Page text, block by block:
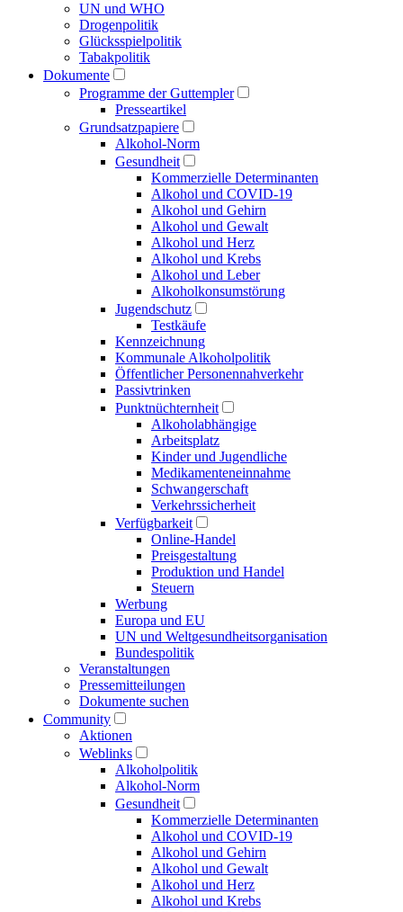
UN und WHO
Drogenpolitik
Glücksspielpolitik
Tabakpolitik
Dokumente
Programme der Guttempler
Presse­artikel
Grundsatzpapiere
Alkohol-Norm
Gesundheit
Kommerzielle Determinanten
Alkohol und COVID-19
Alkohol und Gehirn
Alkohol und Gewalt
Alkohol und Herz
Alkohol und Krebs
Alkohol und Leber
Alkoholkonsumstörung
Jugendschutz
Testkäufe
Kennzeichnung
Kommunale Alkoholpolitik
Öffentlicher Personen­nahverkehr
Passivtrinken
Punkt­nüchternheit
Alkohol­abhängige
Arbeitsplatz
Kinder und Jugendliche
Medikamenten­einnahme
Schwangerschaft
Verkehrs­sicherheit
Verfügbarkeit
Online-Handel
Preisgestaltung
Produktion und Handel
Steuern
Werbung
Europa und EU
UN und Welt­gesundheits­organisation
Bundespolitik
Veranstaltungen
Presse­mitteilungen
Dokumente suchen
Community
Aktionen
Weblinks
Alkoholpolitik
Alkohol-Norm
Gesundheit
Kommerzielle Determinanten
Alkohol und COVID-19
Alkohol und Gehirn
Alkohol und Gewalt
Alkohol und Herz
Alkohol und Krebs